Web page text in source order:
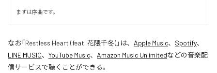
まずは序曲です。
なお「Restless Heart (feat. 花隈千冬)」は、 Apple Music、 Spotify、
LINE MUSIC、 YouTube Music、 Amazon Music Unlimitedなどの音楽配
信サービスで聴くことができる。